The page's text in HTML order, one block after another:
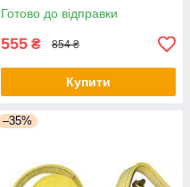
Готово до відправки
555 ₴ 854 ₴
Купити
–35%